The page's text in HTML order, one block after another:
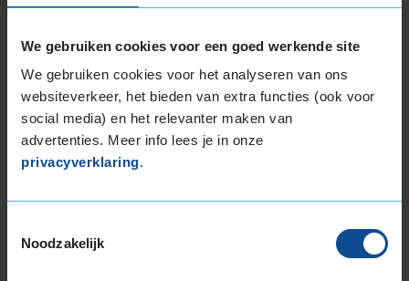
We gebruiken cookies voor een goed werkende site
We gebruiken cookies voor het analyseren van ons
websiteverkeer, het bieden van extra functies (ook voor
social media) en het relevanter maken van
advertenties. Meer info lees je in onze
privacyverklaring.
Noodzakelijk
16-inch banden
195/55R16 87H
195/55R16 87H
195/55R16 87T
195/55R16 87V
195/55R16 91V EXTRALOAD
205/55R16 91V